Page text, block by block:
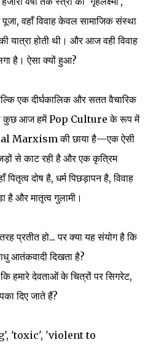
वहाँ विवाह केवल सामाजिक संस्था
यात्रा होती थी। और आज वही विवाह
है। ऐसा क्यों हुआ?
एक दीर्घकालिक और सतत वैचारिक
जो कुछ आज हमें Pop Culture के रूप में
Marxism की छाया है—एक ऐसी
जड़ों से काट रही है और एक कृत्रिम
दोष है, धर्म पिछड़ापन है, विवाह
है और मातृत्व गुलामी।
प्रतीत हो... पर क्या यह संयोग है कि
आतंकवादी दिखता है?
हमारे देवताओं के चित्रों पर सिगरेट,
दिए जाते हैं?
'toxic', 'violent to